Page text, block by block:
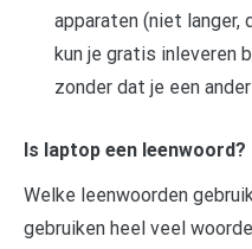
apparaten (niet langer,
kun je gratis inleveren
zonder dat je een
Is laptop een leenwoord?
Welke leenwoorden
gebruiken heel veel